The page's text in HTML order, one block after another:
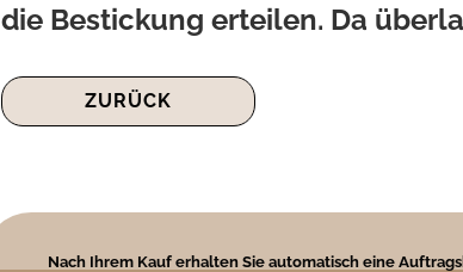
die Bestickung erteilen. Da
ZURÜCK
Nach Ihrem Kauf erhalten Sie automatisch eine